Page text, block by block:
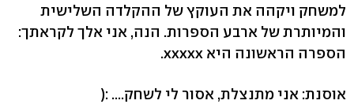
למשחק ויקהה את העוקץ של ההקלדה השלישית
והמיותרת של ארבע הספרות. הנה, אני אלך לקראתך:
הספרה הראשונה היא xxxxx.
אוסנת: אני מתנצלת, אסור לי לשחק.... :(